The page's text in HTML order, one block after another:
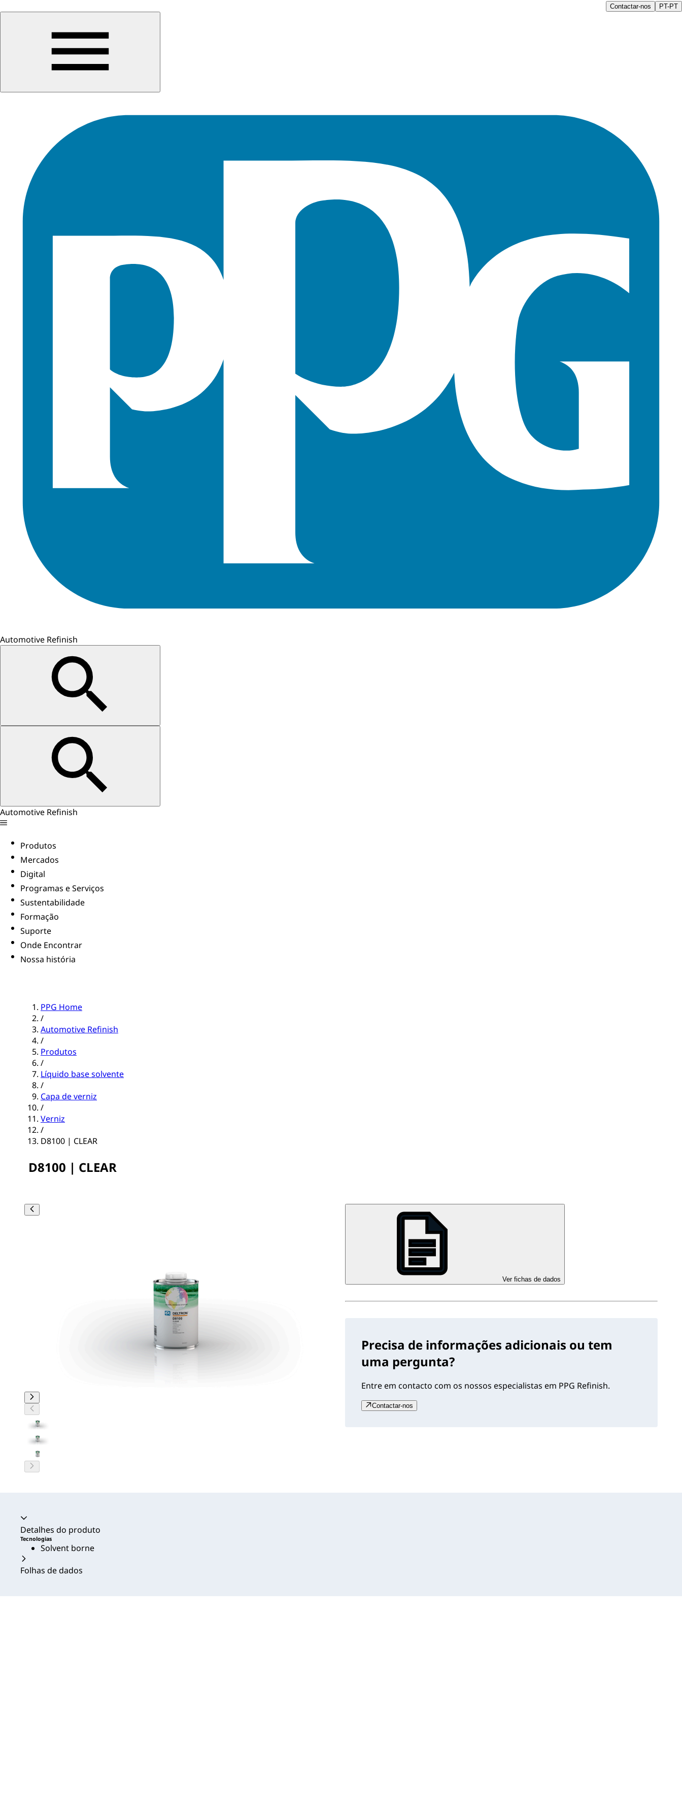
Contactar-nos PT-PT
Automotive Refinish
Automotive Refinish
Produtos
Mercados
Digital
Programas e Serviços
Sustentabilidade
Formação
Suporte
Onde Encontrar
Nossa história
PPG Home
/
Automotive Refinish
/
Produtos
/
Líquido base solvente
/
Capa de verniz
/
Verniz
/
D8100 | CLEAR
D8100 | CLEAR
Ver fichas de dados
Precisa de informações adicionais ou tem
uma pergunta?
Entre em contacto com os nossos especialistas em PPG Refinish.
Contactar-nos
Acordeão recolhido
Detalhes do produto
Tecnologias
Solvent borne
Folhas de dados